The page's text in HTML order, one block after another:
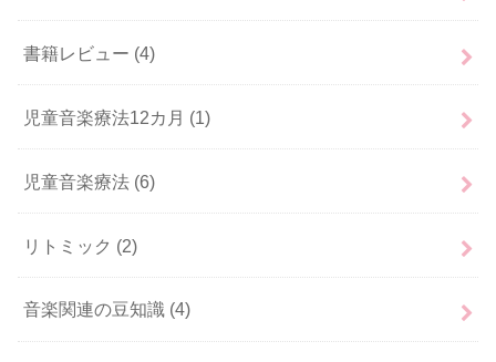
書籍レビュー (4)
児童音楽療法12カ月 (1)
児童音楽療法 (6)
リトミック (2)
音楽関連の豆知識 (4)